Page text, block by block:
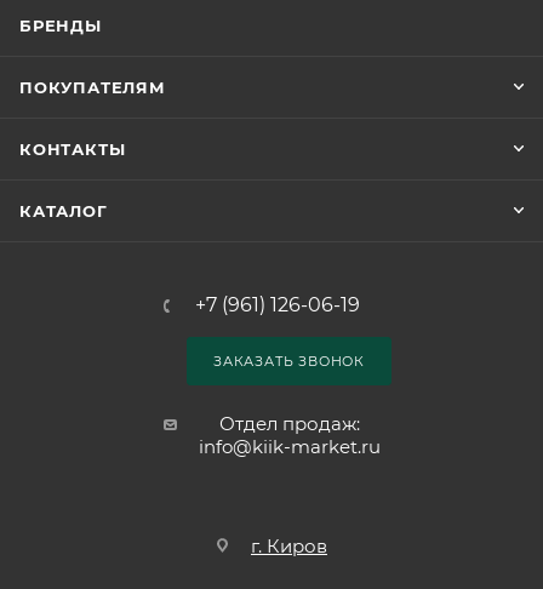
БРЕНДЫ
ПОКУПАТЕЛЯМ
КОНТАКТЫ
КАТАЛОГ
+7 (961) 126-06-19
ЗАКАЗАТЬ ЗВОНОК
Отдел продаж:
info@kiik-market.ru
г. Киров